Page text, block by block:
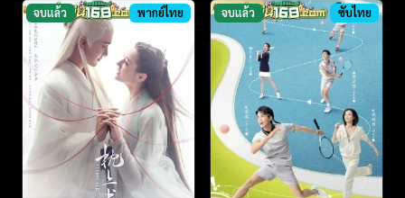
จบแล้ว พากย์ไทย จบแล้ว ซับไทย